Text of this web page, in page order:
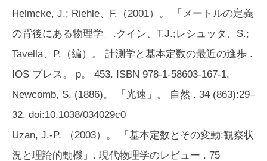
Helmcke, J.; Riehle、F.（2001）。 「メートルの定義
の背後にある物理学」.クイン、T.J.;レシュッタ、S.;
Tavella、P.（編）。 計測学と基本定数の最近の進歩 .
IOS プレス。 p。 453. ISBN 978-1-58603-167-1.
Newcomb, S. (1886)。 「光速」。
自然 . 34 (863):29–
32. doi:10.1038/034029c0
Uzan, J.-P. （2003）。 「基本定数とその変動:観察状
況と理論的動機」. 現代物理学のレビュー . 75